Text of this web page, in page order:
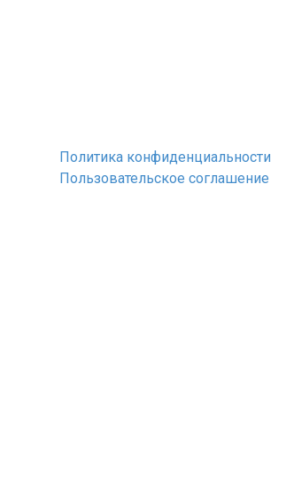
Политика конфиденциальности
Пользовательское соглашение